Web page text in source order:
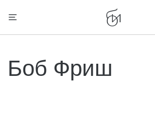
Боб Фриш